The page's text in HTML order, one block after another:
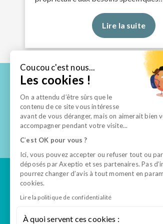
Coucou c'est nous...
Les cookies !
On a attendu d’être sûrs que le
contenu de ce site vous intéresse
avant de vous déranger, mais on aimerait bien
accompagner pendant votre visite...
C’est OK pour vous ?
Ici, vous pouvez accepter ou refuser tout ou
déposés par Axeptio et ses partenaires. Pas
pourrez changer d’avis à tout moment en
cookies.
Lire la politique de confidentialité
À quoi servent ces cookies :
Lire la suite